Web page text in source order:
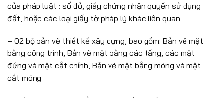
của pháp luật : sổ đỏ, giấy chứng nhận quyền sử dụng
đất, hoặc các loại giấy tờ pháp lý khác liên quan
– 02 bộ bản vẽ thiết kế xây dựng, bao gồm: Bản vẽ mặt
bằng công trình, Bản vẽ mặt bằng các tầng, các mặt
đứng và mặt cắt chính, Bản vẽ mặt bằng móng và mặt
cắt móng